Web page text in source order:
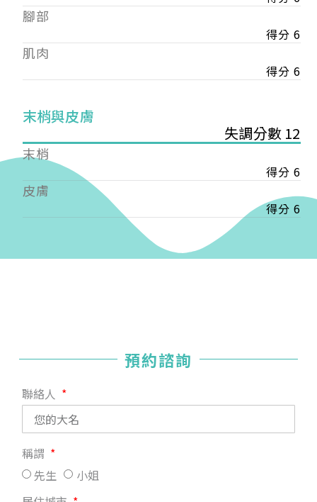
腳部
得分 6
肌肉
得分 6
末梢與皮膚
失調分數 12
末梢
得分 6
皮膚
得分 6
預約諮詢
聯絡人
稱謂
先生
小姐
——
【會費】
個人會員:
入會費新臺幣1200元，於會員入會時繳納；常年會
入會費新臺幣3000元，於會員入會時繳納；常年會
戶名: 社團法人台灣自律神經健康培訓暨發展協會
帳號: 003-03-501566-2
銀行: (013) 國泰世華 南京東路分行